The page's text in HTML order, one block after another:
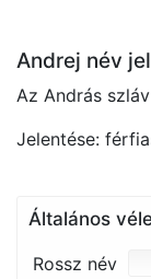
Andrej név
Az András
Jelentése:
Általános
Rossz név